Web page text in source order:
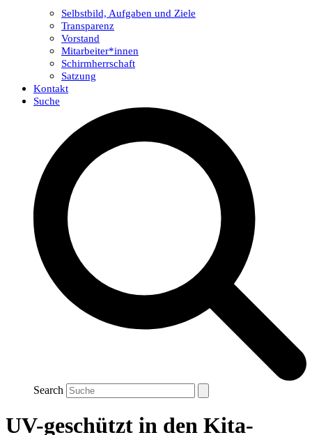
Selbstbild, Aufgaben und Ziele
Transparenz
Vorstand
Mitarbeiter*innen
Schirmherrschaft
Satzung
Kontakt
Suche
Search
UV-geschützt in den Kita-